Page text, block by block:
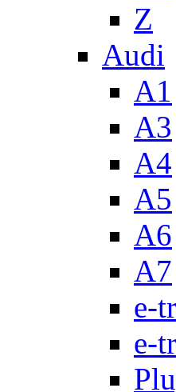
Z
Audi
A1
A3
A4
A5
A6
A7
e-
e-